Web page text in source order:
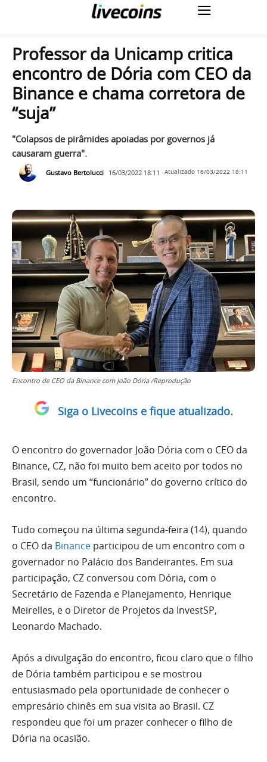
Professor da Unicamp critica
encontro de Dória com CEO da
Binance e chama corretora de
“suja”
"Colapsos de pirâmides apoiadas por governos já
causaram guerra".
Gustavo Bertolucci 16/03/2022 18:11 Atualizado 16/03/2022 18:11
Encontro de CEO da Binance com João Dória /Reprodução
Siga o Livecoins e fique atualizado.
O encontro do governador João Dória com o CEO da
Binance, CZ, não foi muito bem aceito por todos no
Brasil, sendo um “funcionário” do governo crítico do
encontro.
Tudo começou na última segunda-feira (14), quando
o CEO da Binance participou de um encontro com o
governador no Palácio dos Bandeirantes. Em sua
participação, CZ conversou com Dória, com o
Secretário de Fazenda e Planejamento, Henrique
Meirelles, e o Diretor de Projetos da InvestSP,
Leonardo Machado.
Após a divulgação do encontro, ficou claro que o filho
de Dória também participou e se mostrou
entusiasmado pela oportunidade de conhecer o
empresário chinês em sua visita ao Brasil. CZ
respondeu que foi um prazer conhecer o filho de
Dória na ocasião.